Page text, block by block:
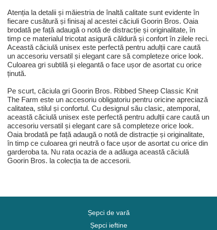
Atenția la detalii și măiestria de înaltă calitate sunt evidente în
fiecare cusătură și finisaj al acestei căciuli Goorin Bros. Oaia
brodată pe față adaugă o notă de distracție și originalitate, în
timp ce materialul tricotat asigură căldură și confort în zilele reci.
Această căciulă unisex este perfectă pentru adulții care caută
un accesoriu versatil și elegant care să completeze orice look.
Culoarea gri subtilă și elegantă o face ușor de asortat cu orice
ținută.
Pe scurt, căciula gri Goorin Bros. Ribbed Sheep Classic Knit
The Farm este un accesoriu obligatoriu pentru oricine apreciază
calitatea, stilul și confortul. Cu designul său clasic, atemporal,
această căciulă unisex este perfectă pentru adulții care caută un
accesoriu versatil și elegant care să completeze orice look.
Oaia brodată pe față adaugă o notă de distracție și originalitate,
în timp ce culoarea gri neutră o face ușor de asortat cu orice din
garderoba ta. Nu rata ocazia de a adăuga această căciulă
Goorin Bros. la colecția ta de accesorii.
Șepci de vară
Șepci ieftine